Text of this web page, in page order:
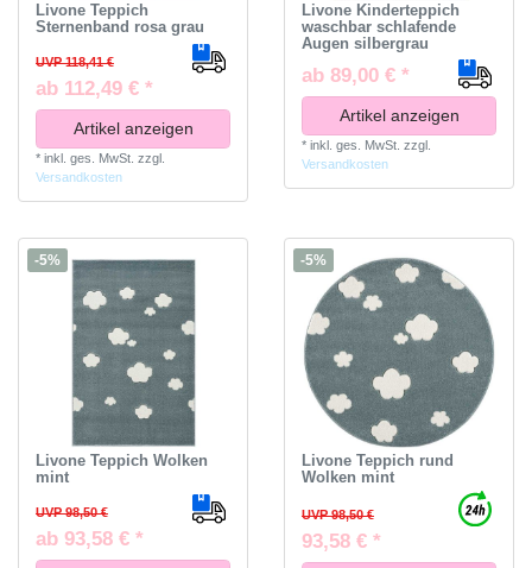
Livone Teppich
Sternenband rosa grau
UVP 118,41 €
ab 112,49 € *
Artikel anzeigen
* inkl. ges. MwSt. zzgl.
Versandkosten
Livone Kinderteppich
waschbar schlafende
Augen silbergrau
ab 89,00 € *
Artikel anzeigen
* inkl. ges. MwSt. zzgl.
Versandkosten
-5%
Livone Teppich Wolken
mint
UVP 98,50 €
ab 93,58 € *
-5%
Livone Teppich rund
Wolken mint
UVP 98,50 €
93,58 € *